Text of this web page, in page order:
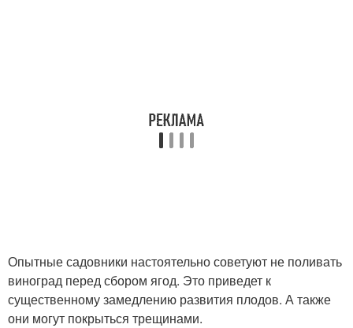
Опытные садовники настоятельно советуют не поливать
виноград перед сбором ягод. Это приведет к
существенному замедлению развития плодов. А также
они могут покрыться трещинами.